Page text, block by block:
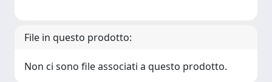
File in questo prodotto:
Non ci sono file associati a questo prodotto.